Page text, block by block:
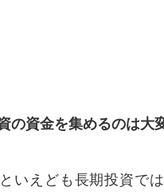
の資金を集めるのは大
いえども長期投資で